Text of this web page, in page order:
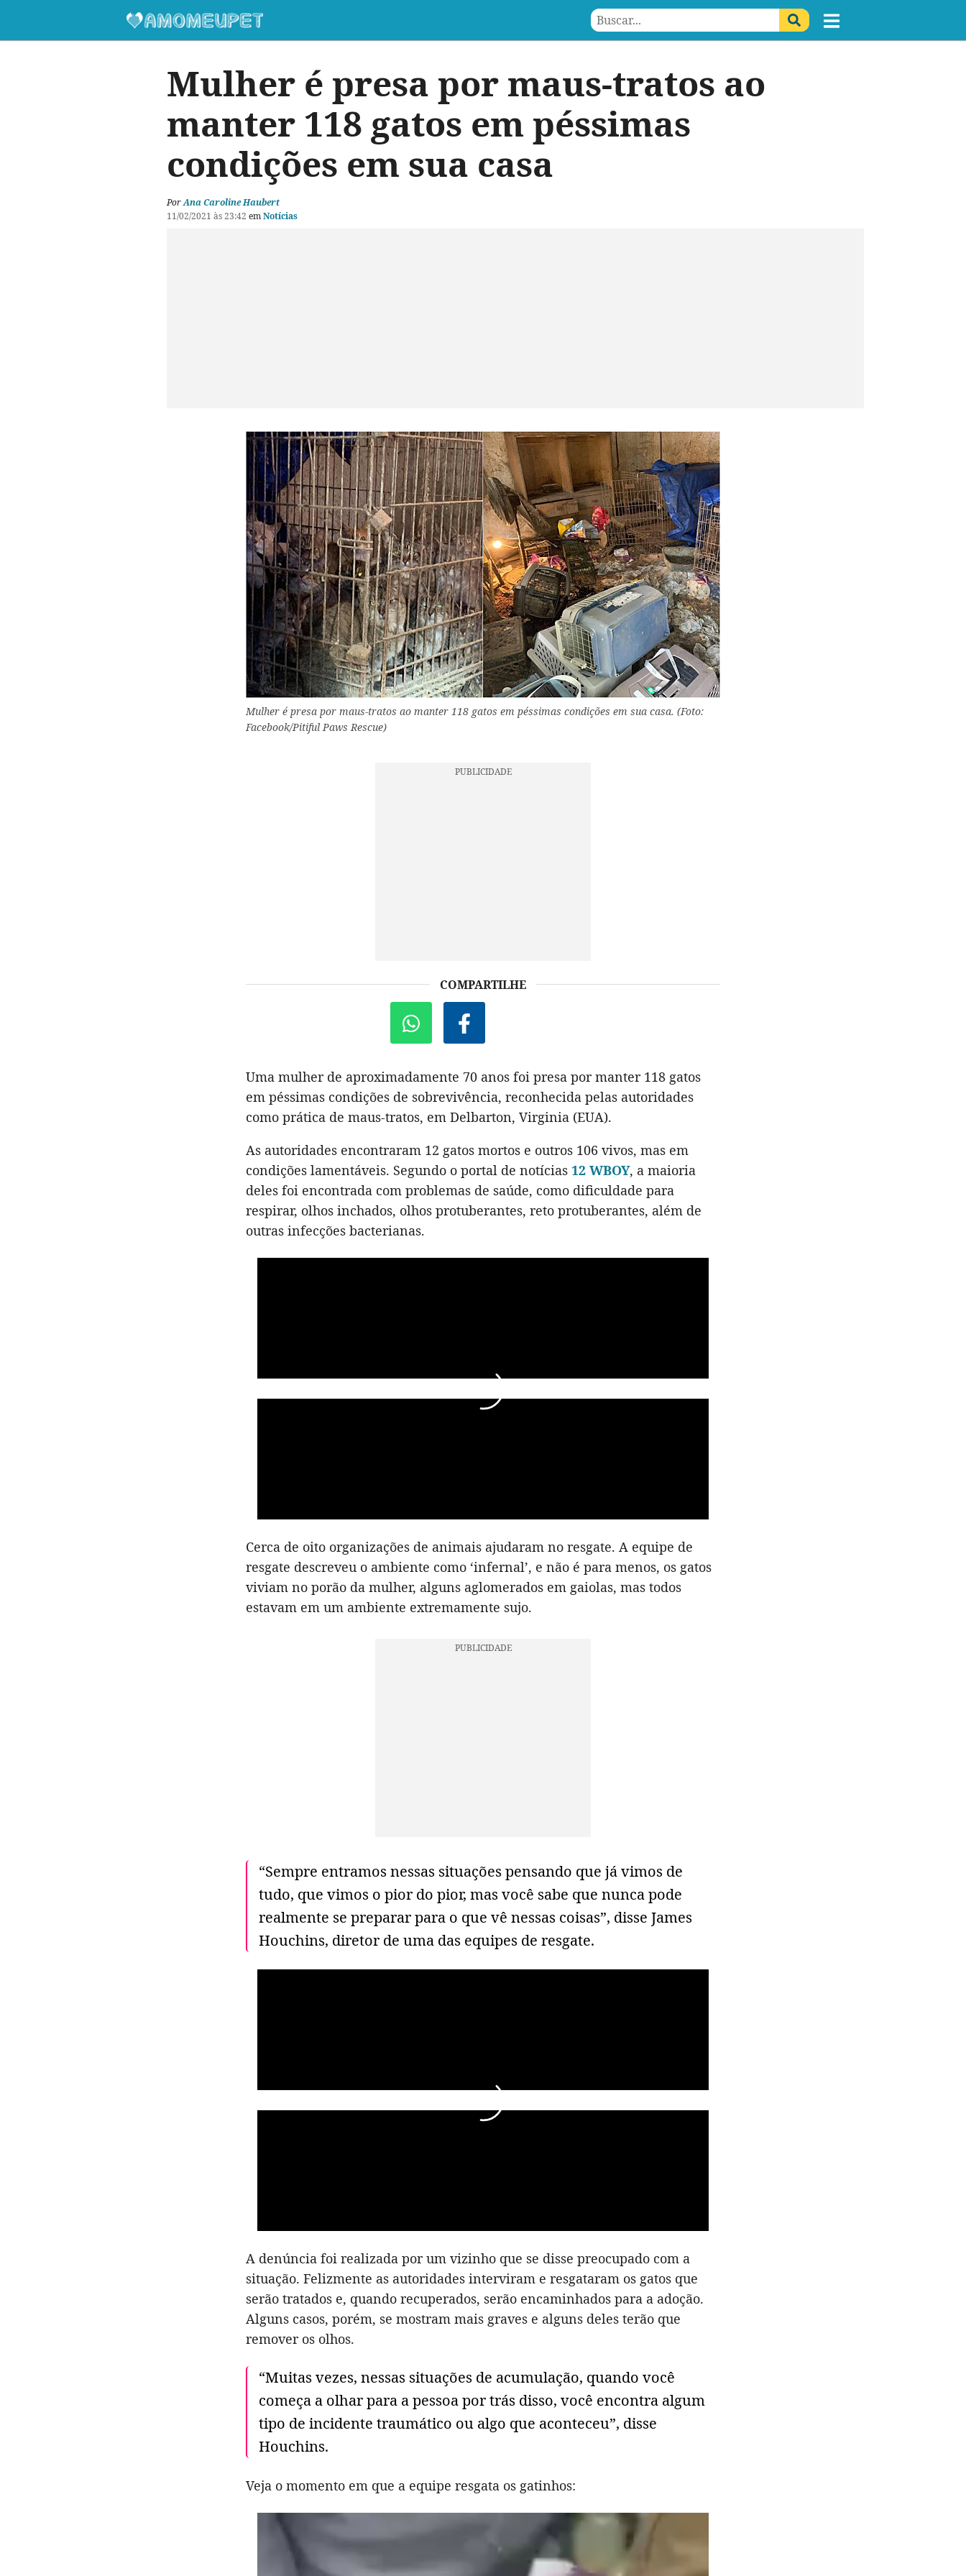
Mulher é presa por maus-tratos ao
manter 118 gatos em péssimas
condições em sua casa
PorAna Caroline Haubert
11/02/2021 às 23:42 emNotícias
Mulher é presa por maus-tratos ao manter 118 gatos em péssimas condições em sua casa. (Foto:
Facebook/Pitiful Paws Rescue)
COMPARTILHE
Uma mulher de aproximadamente 70 anos foi presa por manter 118 gatos
em péssimas condições de sobrevivência, reconhecida pelas autoridades
como prática de maus-tratos, em Delbarton, Virginia (EUA).
As autoridades encontraram 12 gatos mortos e outros 106 vivos, mas em
condições lamentáveis. Segundo o portal de notícias 12 WBOY, a maioria
deles foi encontrada com problemas de saúde, como dificuldade para
respirar, olhos inchados, olhos protuberantes, reto protuberantes, além de
outras infecções bacterianas.
Cerca de oito organizações de animais ajudaram no resgate. A equipe de
resgate descreveu o ambiente como ‘infernal’, e não é para menos, os gatos
viviam no porão da mulher, alguns aglomerados em gaiolas, mas todos
estavam em um ambiente extremamente sujo.
“Sempre entramos nessas situações pensando que já vimos de
tudo, que vimos o pior do pior, mas você sabe que nunca pode
realmente se preparar para o que vê nessas coisas”, disse James
Houchins, diretor de uma das equipes de resgate.
A denúncia foi realizada por um vizinho que se disse preocupado com a
situação. Felizmente as autoridades interviram e resgataram os gatos que
serão tratados e, quando recuperados, serão encaminhados para a adoção.
Alguns casos, porém, se mostram mais graves e alguns deles terão que
remover os olhos.
“Muitas vezes, nessas situações de acumulação, quando você
começa a olhar para a pessoa por trás disso, você encontra algum
tipo de incidente traumático ou algo que aconteceu”, disse
Houchins.
Veja o momento em que a equipe resgata os gatinhos: